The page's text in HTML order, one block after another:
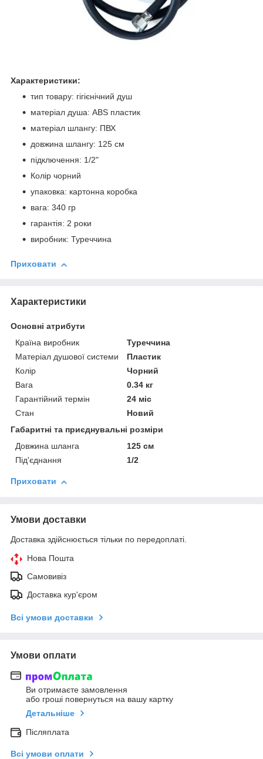
Характеристики:
тип товару: гігієнічний душ
матеріал душа: ABS пластик
матеріал шлангу: ПВХ
довжина шлангу: 125 см
підключення: 1/2"
Колір чорний
упаковка: картонна коробка
вага: 340 гр
гарантія: 2 роки
виробник: Туреччина
Приховати
Характеристики
Основні атрибути
Країна виробник
Туреччина
Матеріал душової системи
Пластик
Колір
Чорний
Вага
0.34 кг
Гарантійний термін
24 міс
Стан
Новий
Габаритні та приєднувальні розміри
Довжина шланга
125 см
Під'єднання
1/2
Приховати
Умови доставки
Доставка здійснюється тільки по передоплаті.
Нова Пошта
Самовивіз
Доставка кур'єром
Всі умови доставки
Умови оплати
Ви отримаєте замовлення
або гроші повернуться на вашу картку
Детальніше
Післяплата
Всі умови оплати